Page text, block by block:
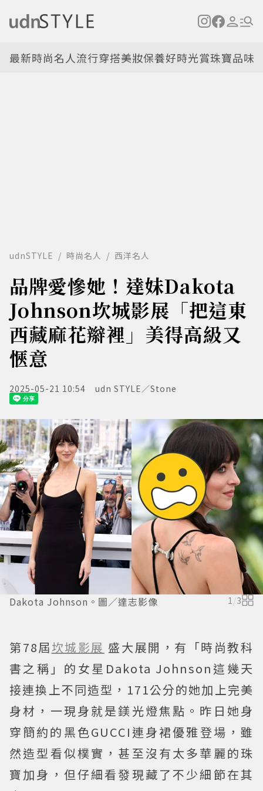
最新時尚名人流行穿搭美妝保養好時光賞珠寶品味
udnSTYLE 時尚名人 西洋名人
品牌愛慘她！達妹Dakota
Johnson坎城影展「把這東
西藏麻花辮裡」美得高級又
愜意
2025-05-21 10:54 udn STYLE／Stone
Dakota Johnson。圖／達志影像 1/3
第78屆坎城影展 盛大展開，有「時尚教科
書之稱」的女星Dakota Johnson這幾天
接連換上不同造型，171公分的她加上完美
身材，一現身就是鎂光燈焦點。昨日她身
穿簡約的黑色GUCCI連身裙優雅登場，雖
然造型看似樸實，甚至沒有太多華麗的珠
寶加身，但仔細看發現藏了不少細節在其